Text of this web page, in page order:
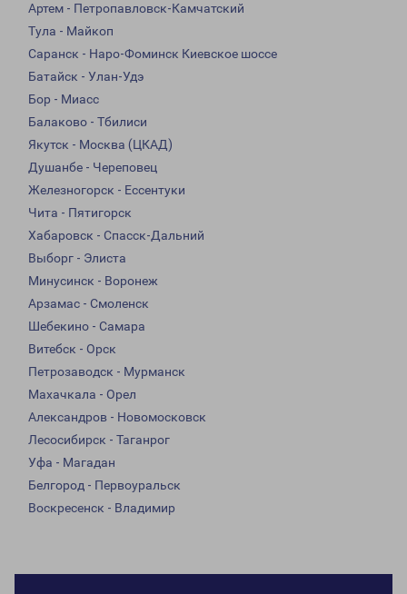
Артем - Петропавловск-Камчатский
Тула - Майкоп
Саранск - Наро-Фоминск Киевское шоссе
Батайск - Улан-Удэ
Бор - Миасс
Балаково - Тбилиси
Якутск - Москва (ЦКАД)
Душанбе - Череповец
Железногорск - Ессентуки
Чита - Пятигорск
Хабаровск - Спасск-Дальний
Выборг - Элиста
Минусинск - Воронеж
Арзамас - Смоленск
Шебекино - Самара
Витебск - Орск
Петрозаводск - Мурманск
Махачкала - Орел
Александров - Новомосковск
Лесосибирск - Таганрог
Уфа - Магадан
Белгород - Первоуральск
Воскресенск - Владимир